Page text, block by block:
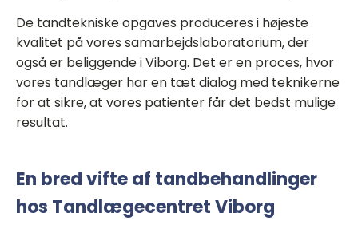
De tandtekniske opgaves produceres i højeste
kvalitet på vores samarbejdslaboratorium, der
også er beliggende i Viborg. Det er en proces, hvor
vores tandlæger har en tæt dialog med teknikerne
for at sikre, at vores patienter får det bedst mulige
resultat.
En bred vifte af tandbehandlinger
hos Tandlægecentret Viborg